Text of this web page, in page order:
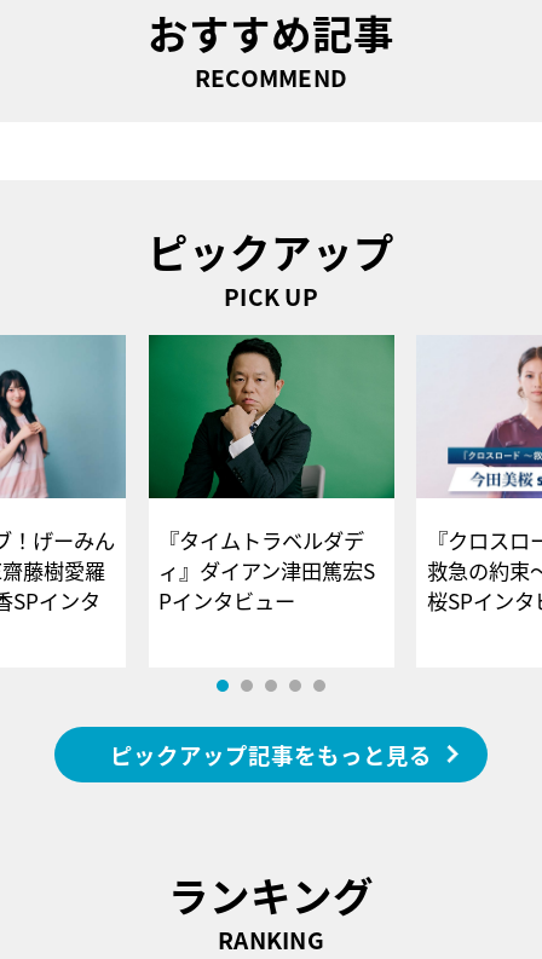
おすすめ記事
RECOMMEND
ピックアップ
PICK UP
！げーみん
藤樹愛羅
SPインタ
『タイムトラベルダデ
ィ』ダイアン津田篤宏S
Pインタビュー
『クロス
救急の約束
桜SPイ
ピックアップ記事をもっと見る
ランキング
RANKING